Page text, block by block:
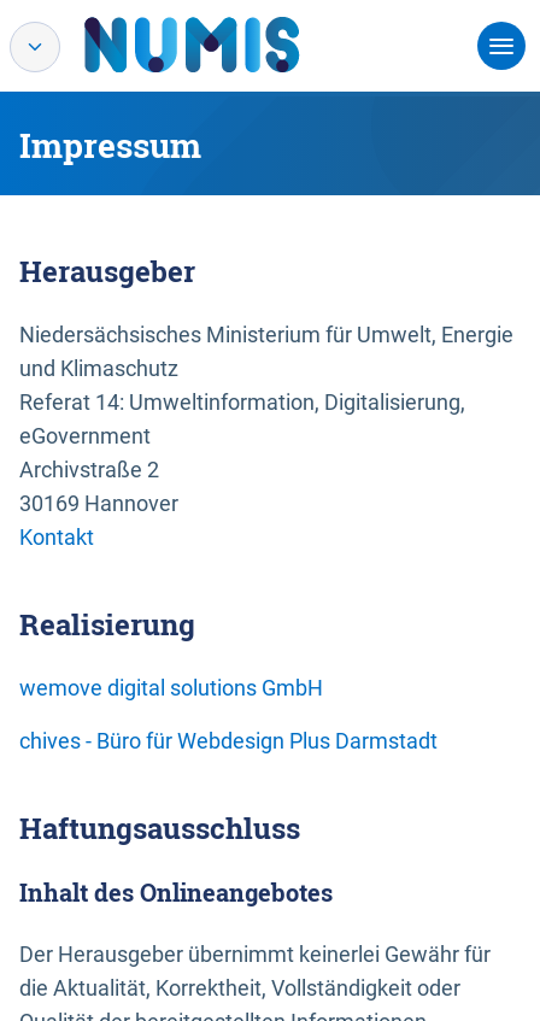
Impressum
Herausgeber
Niedersächsisches Ministerium für Umwelt, Energie
und Klimaschutz
Referat 14: Umweltinformation, Digitalisierung,
eGovernment
Archivstraße 2
30169 Hannover
Kontakt
Realisierung
wemove digital solutions GmbH
chives - Büro für Webdesign Plus Darmstadt
Haftungsausschluss
Inhalt des Onlineangebotes
Der Herausgeber übernimmt keinerlei Gewähr für
die Aktualität, Korrektheit, Vollständigkeit oder